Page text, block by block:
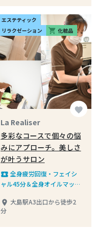
エステティック
リラクゼーション shopping_cart 化粧品
favorite
La Realiser
多彩なコースで個々の悩
みにアプローチ。美しさ
が叶うサロン
local_play 全身疲労回復・フェイシ
ャル45分＆全身オイルマッサ
1,000円引き
place 大島駅A3出口から徒歩2
分